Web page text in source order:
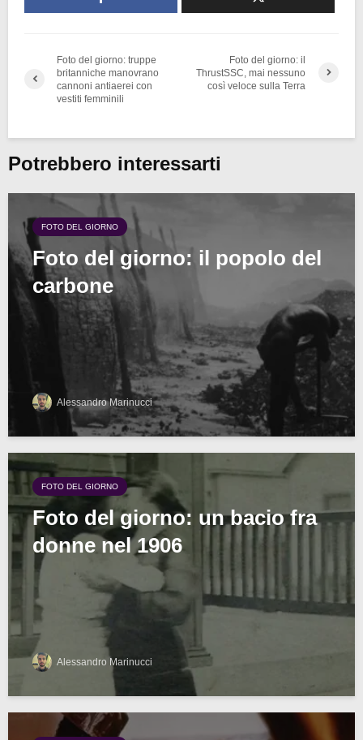
Foto del giorno: truppe
britanniche manovrano
cannoni antiaerei con
vestiti femminili
Foto del giorno: il
ThrustSSC, mai nessuno
così veloce sulla Terra
Potrebbero interessarti
FOTO DEL GIORNO
Foto del giorno: il popolo del
carbone
Alessandro Marinucci
FOTO DEL GIORNO
Foto del giorno: un bacio fra
donne nel 1906
Alessandro Marinucci